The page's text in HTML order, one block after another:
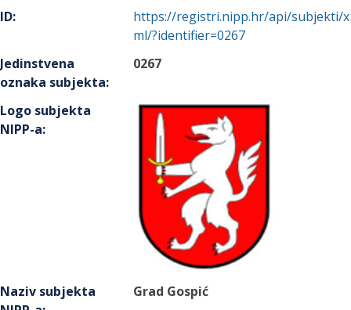
ID:
https://registri.nipp.hr/api/subjekti/x
ml/?identifier=0267
Jedinstvena
oznaka subjekta:
0267
Logo subjekta
NIPP-a:
Naziv subjekta
Grad Gospić